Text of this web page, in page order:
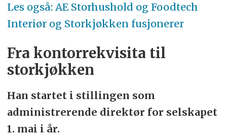
Les også: AE Storhushold og Foodtech
Interiør og Storkjøkken fusjonerer
Fra kontorrekvisita til
storkjøkken
Han startet i stillingen som
administrerende direktør for selskapet
1. mai i år.